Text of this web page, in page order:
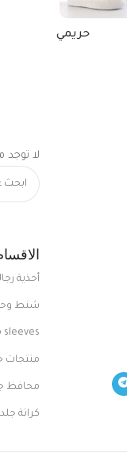
حريمي
لا توجد
أحذية
شنط
sleeves
منتجات
محافظ
كراتة